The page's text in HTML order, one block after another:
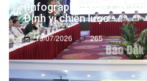
(Infographic) Đắk Lắk
Định vị chiến lược -...
13/07/2026 265